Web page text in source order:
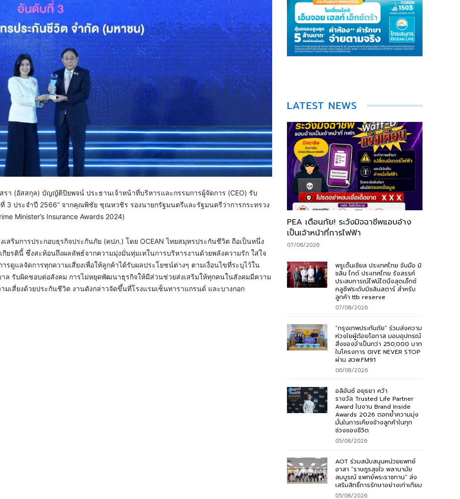
(อัสสกุล) บัญญัติปิยพจน์ ประธานเจ้าหน้าที่บริหารและกรรมการผู้จัดการ (CEO) รับ
3 ประจำปี 2566” จากคุณพิชัย ชุณหวชิร รองนายกรัฐมนตรีและรัฐมนตรีว่าการกระทรวง
Minister’s Insurance Awards 2024)
สริมการประกอบธุรกิจประกันภัย (คปภ.) โดย OCEAN ไทยสมุทรประกันชีวิต ถือเป็นหนึ่ง
ยรตินี้ ซึ่งสะท้อนถึงผลลัพธ์จากความมุ่งมั่นทุ่มเทในการบริหารงานด้วยพลังความรัก ใส่ใจ
รดูแลจัดการทุกความเสี่ยงเพื่อให้ลูกค้าได้รับผลประโยชน์ต่างๆ ตามเงื่อนไขที่ระบุไว้ใน
ล รับผิดชอบต่อสังคม การไม่หยุดพัฒนาธุรกิจให้มีส่วนช่วยส่งเสริมให้ทุกคนในสังคมมีความ
มเสี่ยงด้วยประกันชีวิต งานดังกล่าวจัดขึ้นที่โรงแรมเซ็นทาราแกรนด์ และบางกอก
LATEST NEWS
PEA เตือนภัย! ระวังมิจฉาชีพแอบอ้าง
เป็นเจ้าหน้าที่การไฟฟ้า
07/08/2026
พรูเด็นเชียล ประเทศไทย จับมือ มิ
ชลิน ไกด์ ประเทศไทย รังสรรค์
ประสบการณ์ไฟน์ไดนิ่งสุดเอ็กซ์
คลูซีฟระดับมิชลินสตาร์ สำหรับ
ลูกค้า ttb reserve
07/08/2026
“กรุงเทพประกันภัย” ร่วมส่งความ
ห่วงใยผู้ด้อยโอกาส มอบอุปกรณ์
สิ่งของจำเป็นกว่า 250,000 บาท
ในโครงการ GIVE NEVER STOP
ผ่าน สวพ.FM91
06/08/2026
อลิอันซ์ อยุธยา คว้า
รางวัล Trusted Life Partner
Award ในงาน Brand Inside
Awards 2026 ตอกย้ำความมุ่ง
มั่นในการเคียงข้างลูกค้าในทุก
ช่วงของชีวิต
05/08/2026
AOT ร่วมสนับสนุนหน่วยแพทย์
อาสา “ราษฎรสุขใจ พลานามัย
สมบูรณ์ แพทย์พระราชทาน” ส่ง
เสริมสิทธิ์การรักษาอย่างเท่าเทียม
05/08/2026